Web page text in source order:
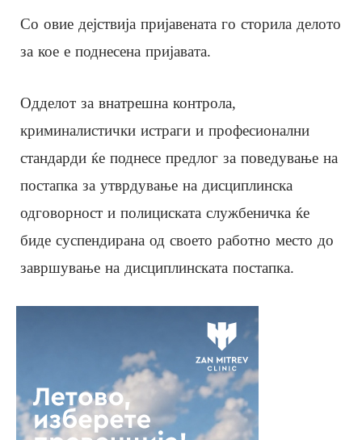
Со овие дејствија пријавената го сторила делото
за кое е поднесена пријавата.
Одделот за внатрешна контрола,
криминалистички истраги и професионални
стандарди ќе поднесе предлог за поведување на
постапка за утврдување на дисциплинска
одговорност и полициската службеничка ќе
биде суспендирана од своето работно место до
завршување на дисциплинската постапка.